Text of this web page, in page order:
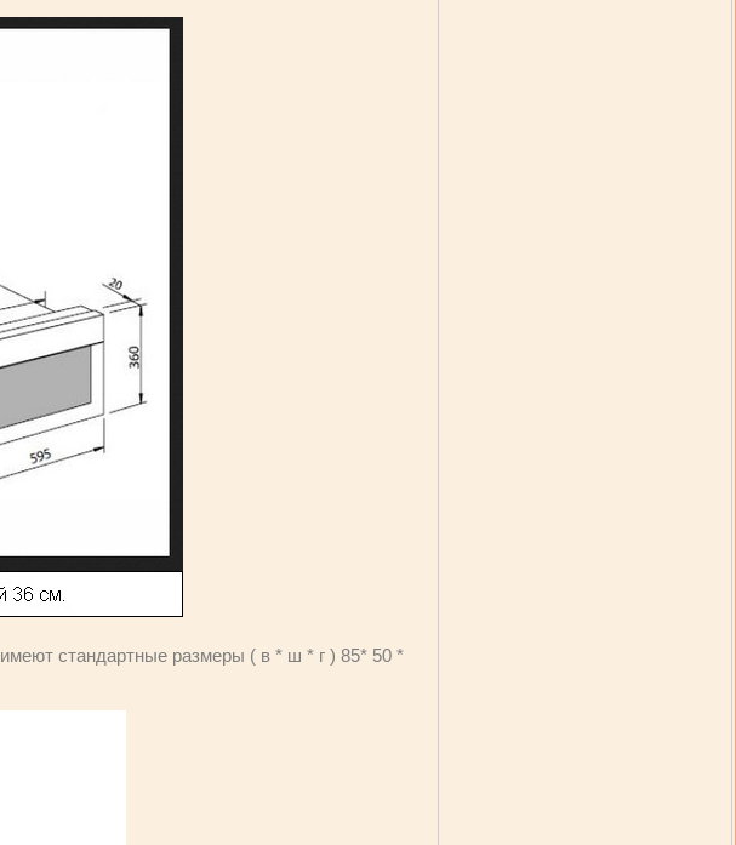
имеют стандартные размеры ( в * ш * г ) 85* 50 *